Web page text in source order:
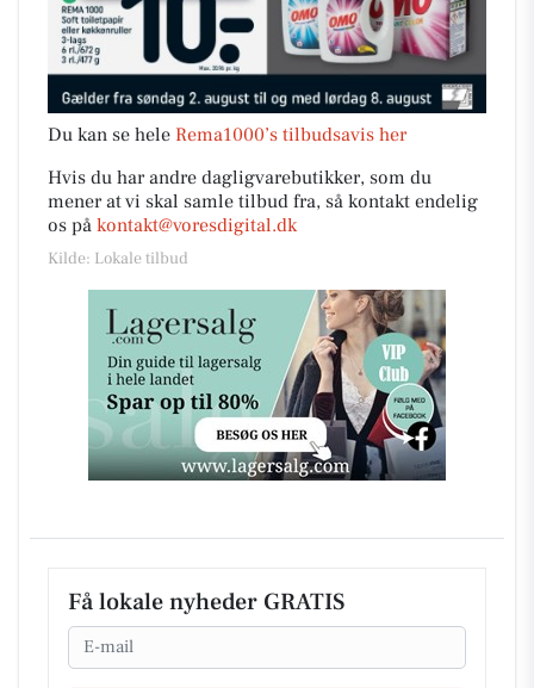
Du kan se hele Rema1000’s tilbudsavis her
Hvis du har andre dagligvarebutikker, som du
mener at vi skal samle tilbud fra, så kontakt endelig
os på kontakt@voresdigital.dk
Kilde: Lokale tilbud
Få lokale nyheder GRATIS
Email